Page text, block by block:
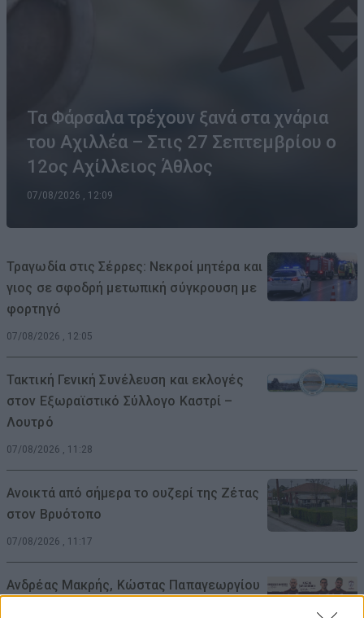
Τα Φάρσαλα τρέχουν ξανά στα χνάρια
του Αχιλλέα – Στις 27 Σεπτεμβρίου ο
12ος Αχίλλειος Άθλος
07/08/2026 , 12:09
Τραγωδία στις Σέρρες: Νεκροί μητέρα και
γιος σε σφοδρή μετωπική σύγκρουση με
φορτηγό
07/08/2026 , 12:05
Τακτική Γενική Συνέλευση και εκλογές
στον Εξωραϊστικό Σύλλογο Καστρί –
Λουτρό
07/08/2026 , 11:28
Ανοικτά από σήμερα το ουζερί της Ζέτας
στον Βρυότοπο
07/08/2026 , 11:17
Ανδρέας Μακρής, Κώστας Παπαγεωργίου